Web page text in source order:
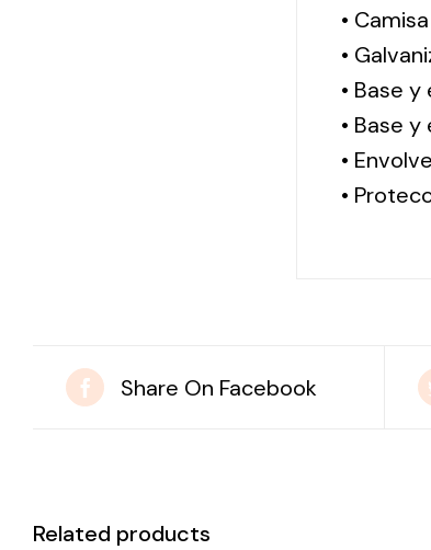
•
•
• Base
• Base
•
•
Share On Facebook
Related products